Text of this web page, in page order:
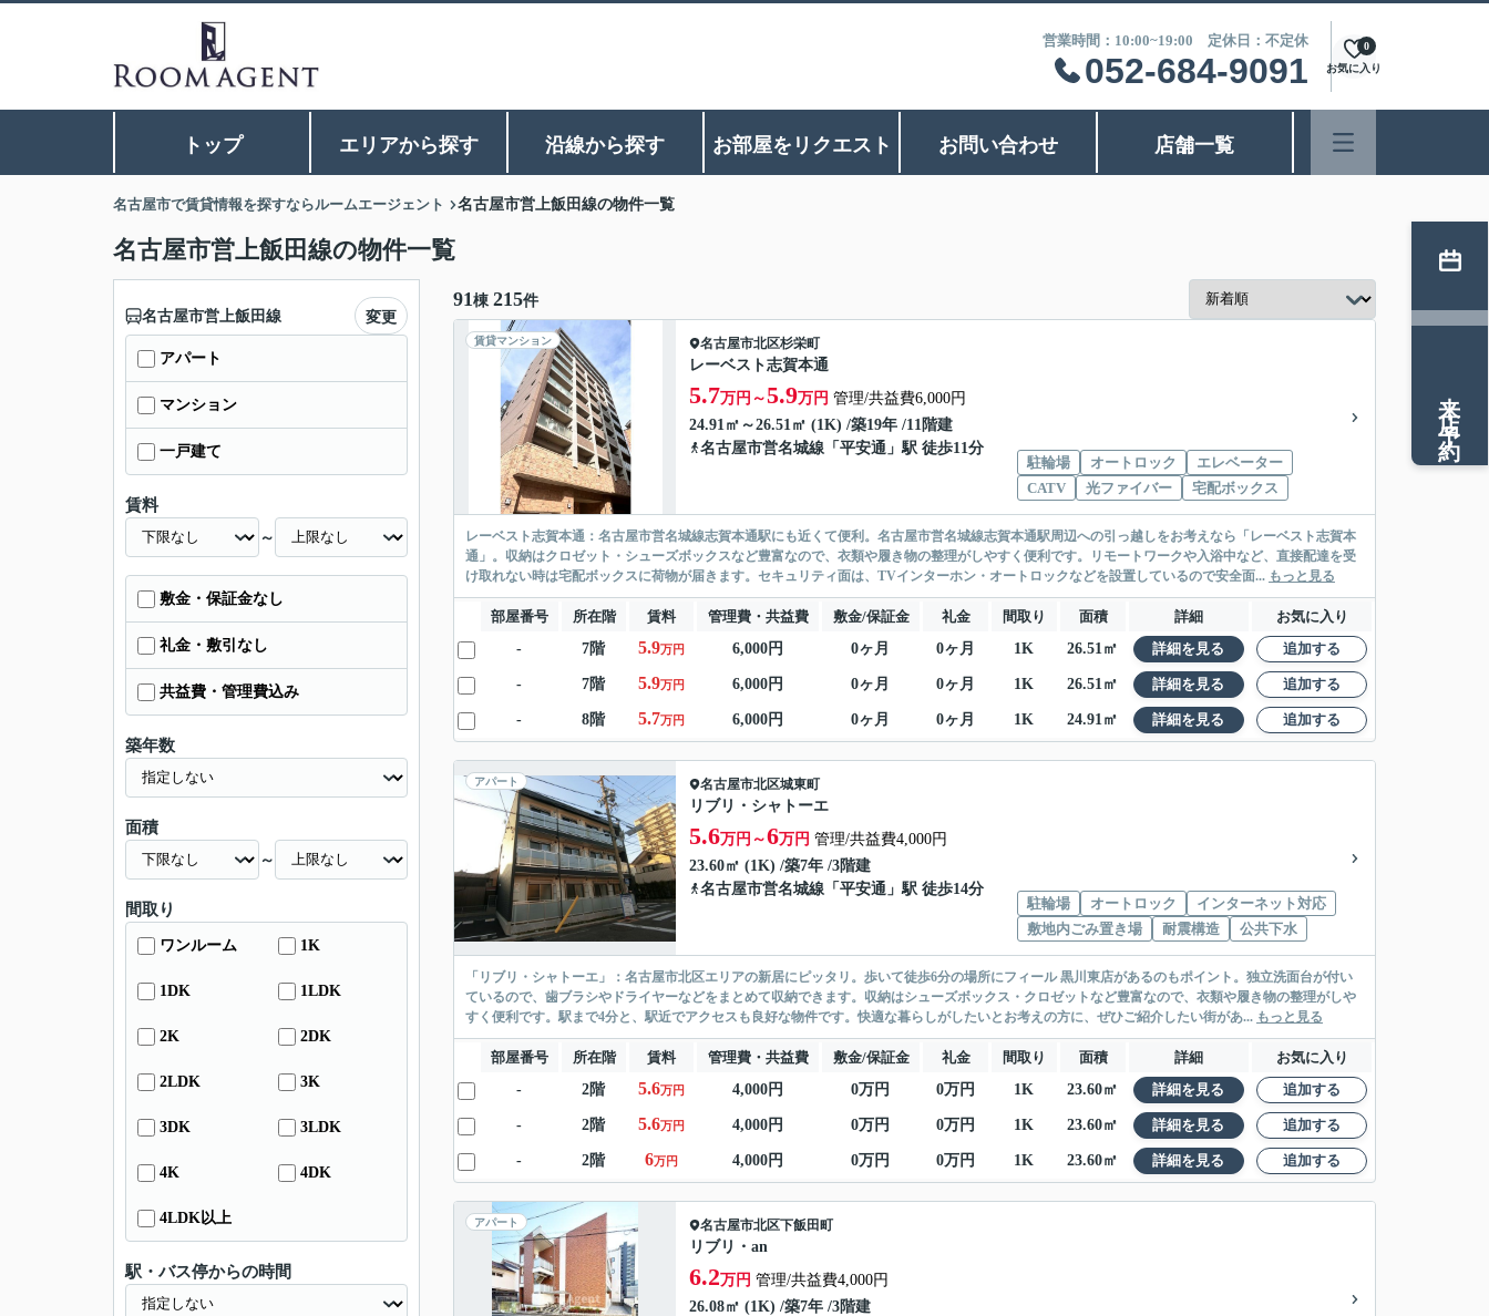
営業時間：10:00~19:00 定休日：不定休
052-684-9091 お気に入り
0
トップ エリアから探す 沿線から探す お部屋をリクエスト お問い合わせ 店舗一覧
名古屋市で賃貸情報を探すならルームエージェント 名古屋市営上飯田線の物件一覧
名古屋市営上飯田線の物件一覧
91 棟 215件
賃貸マンション 名古屋市北区杉栄町
レーベスト志賀本通
5.7万円～5.9万円 管理/共益費6,000円
24.91㎡～26.51㎡ (1K) /築19年 /11階建
名古屋市営名城線 「 平安通 」駅 徒歩11分
駐輪場
オートロック
エレベーター
CATV
光ファイバー 宅配ボックス
レーベスト志賀本通：名古屋市営名城線志賀本通駅にも近くて便利。名古屋市営名城線志賀本通駅周辺への引っ越しをお考えなら「レーベスト志賀本
通」。収納はクロゼット・シューズボックスなど豊富なので、衣類や履き物の整理がしやすく便利です。リモートワークや入浴中など、直接配達を受
け取れない時は宅配ボックスに荷物が届きます。セキュリティ面は、TVインターホン・オートロックなどを設置しているので安全面... もっと見る
部屋番号 所在階 賃料 管理費・共益費 敷金/保証金 礼金 間取り 面積 詳細
お気に入り
-
7階 5.9万円 6,000円 0ヶ月 0ヶ月 1K 26.51㎡ 詳細を見る 追加する
- 7階 5.9万円 6,000円 0ヶ月 0ヶ月 1K 26.51㎡ 詳細を見る 追加する
- 8階 5.7万円 6,000円 0ヶ月 0ヶ月 1K 24.91㎡ 詳細を見る 追加する
アパート 名古屋市北区城東町
リブリ・シャトーエ
5.6万円～6万円 管理/共益費4,000円
23.60㎡ (1K) /築7年 /3階建
名古屋市営名城線 「 平安通 」駅 徒歩14分
駐輪場
オートロック
インターネット対応
敷地内ごみ置き場
耐震構造 公共下水
「リブリ・シャトーエ」：名古屋市北区エリアの新居にピッタリ。歩いて徒歩6分の場所にフィール 黒川東店があるのもポイント。独立洗面台が付い
ているので、歯ブラシやドライヤーなどをまとめて収納できます。収納はシューズボックス・クロゼットなど豊富なので、衣類や履き物の整理がしや
すく便利です。駅まで4分と、駅近でアクセスも良好な物件です。快適な暮らしがしたいとお考えの方に、ぜひご紹介したい街があ... もっと見る
部屋番号 所在階 賃料 管理費・共益費 敷金/保証金 礼金 間取り 面積 詳細
お気に入り
-
2階 5.6万円 4,000円 0万円 0万円 1K 23.60㎡ 詳細を見る 追加する
- 2階 5.6万円 4,000円 0万円 0万円 1K 23.60㎡ 詳細を見る 追加する
- 2階 6万円 4,000円 0万円 0万円 1K 23.60㎡ 詳細を見る 追加する
アパート 名古屋市北区下飯田町
リブリ・an
6.2万円 管理/共益費4,000円
26.08㎡ (1K) /築7年 /3階建
名古屋市営上飯田線 変更
アパート
マンション
一戸建て
賃料
～
敷金・保証金なし
礼金・敷引なし
共益費・管理費込み
築年数
面積
～
間取り
ワンルーム 1K
1DK 1LDK
2K 2DK
2LDK 3K
3DK 3LDK
4K 4DK
4LDK以上
駅・バス停からの時間
来店予約